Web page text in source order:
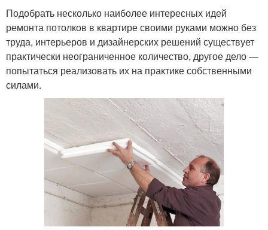
Подобрать несколько наиболее интересных идей
ремонта потолков в квартире своими руками можно без
труда, интерьеров и дизайнерских решений существует
практически неограниченное количество, другое дело —
попытаться реализовать их на практике собственными
силами.